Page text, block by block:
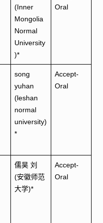
(Inner
Mongolia
Normal
University
)*
Oral
song
yuhan
(leshan
normal
university)
*
Accept-
Oral
儒昊 刘
(安徽师范
大学)*
Accept-
Oral